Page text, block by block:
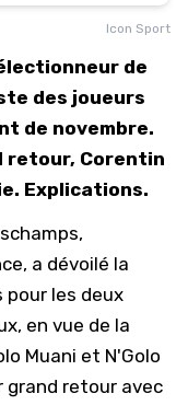
Icon Sport
de
des joueurs
de novembre.
retour, Corentin
Explications.
, a dévoilé la
les deux
en vue de la
Muani et N'Golo
grand retour avec